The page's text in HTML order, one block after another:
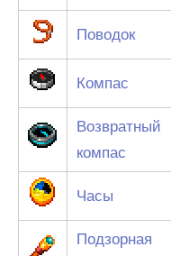
Поводок
Компас
Возвратный
компас
Часы
Подзорная